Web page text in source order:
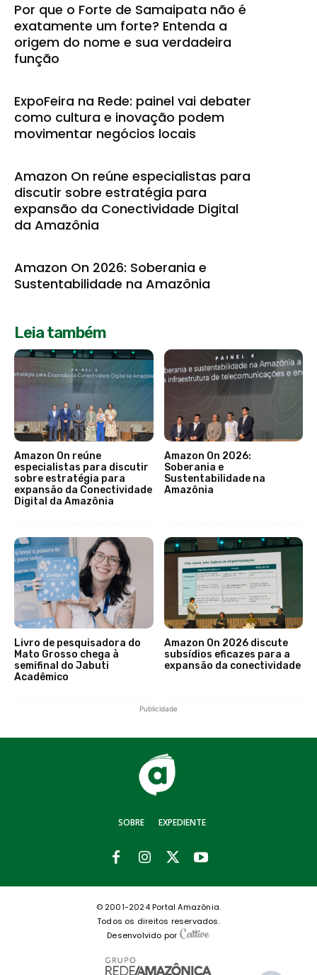
Por que o Forte de Samaipata não é
exatamente um forte? Entenda a
origem do nome e sua verdadeira
função
ExpoFeira na Rede: painel vai debater
como cultura e inovação podem
movimentar negócios locais
Amazon On reúne especialistas para
discutir sobre estratégia para
expansão da Conectividade Digital
da Amazônia
Amazon On 2026: Soberania e
Sustentabilidade na Amazônia
Leia também
Amazon On reúne
especialistas para discutir
sobre estratégia para
expansão da Conectividade
Digital da Amazônia
Amazon On 2026:
Soberania e
Sustentabilidade na
Amazônia
Livro de pesquisadora do
Mato Grosso chega à
semifinal do Jabuti
Acadêmico
Amazon On 2026 discute
subsídios eficazes para a
expansão da conectividade
Publicidade
SOBRE EXPEDIENTE
© 2001-2024 Portal Amazônia.
Todos os direitos reservados.
Desenvolvido por